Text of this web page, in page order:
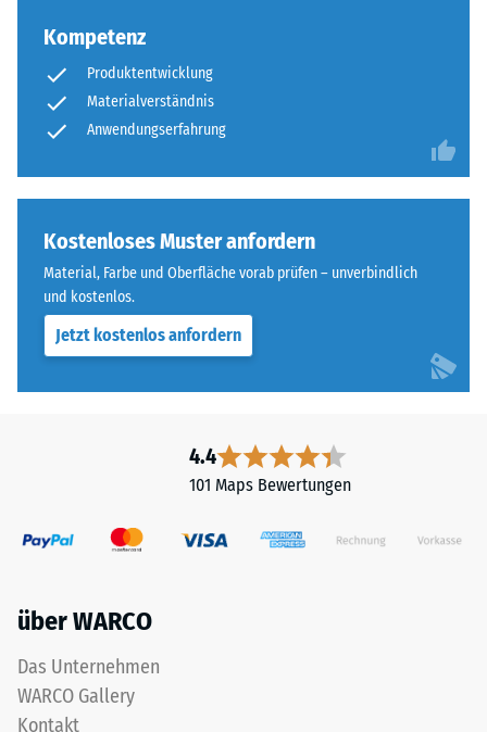
Kompetenz
Produktentwicklung
Materialverständnis
Anwendungserfahrung
Kostenloses Muster anfordern
Material, Farbe und Oberfläche vorab prüfen – unverbindlich
und kostenlos.
Jetzt kostenlos anfordern
4.4
101 Maps Bewertungen
über WARCO
Das Unternehmen
WARCO Gallery
Kontakt